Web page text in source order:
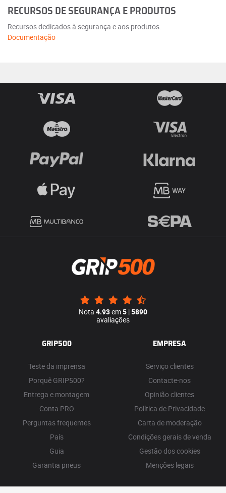
RECURSOS DE SEGURANÇA E PRODUTOS
Recursos dedicados à segurança e aos produtos.
Documentação
Nota 4.93em5 |5890
avaliações
GRIP500
Teste da imprensa
Porquê GRIP500?
Entrega e montagem
Conta PRO
Perguntas frequentes
País
Guia
Garantia pneus
EMPRESA
Serviço clientes
Contacte-nos
Opinião clientes
Política de Privacidade
Carta de moderação
Condições gerais de venda
Gestão dos cookies
Menções legais